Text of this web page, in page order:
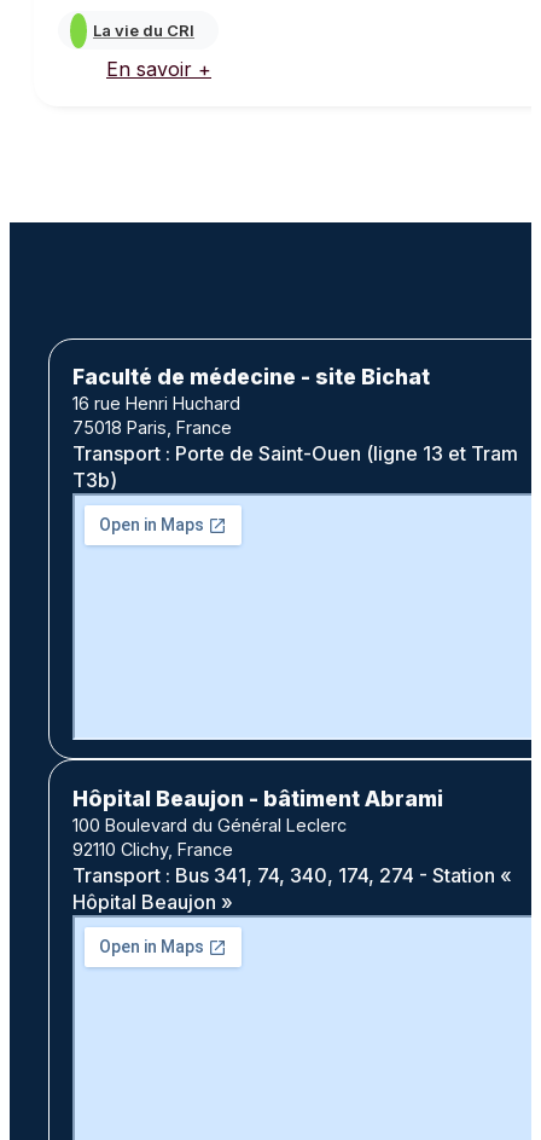
La vie du CRI
En savoir +
Faculté de médecine - site Bichat
16 rue Henri Huchard
75018 Paris, France
Transport : Porte de Saint-Ouen (ligne 13 et Tram
T3b)
Hôpital Beaujon - bâtiment Abrami
100 Boulevard du Général Leclerc
92110 Clichy, France
Transport : Bus 341, 74, 340, 174, 274 - Station «
Hôpital Beaujon »